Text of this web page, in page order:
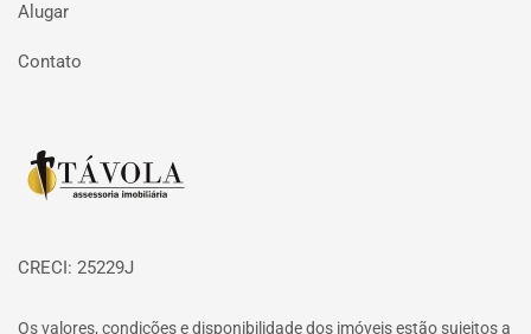
Alugar
Contato
Página inicial
CRECI: 25229J
Os valores, condições e disponibilidade dos imóveis estão sujeitos a